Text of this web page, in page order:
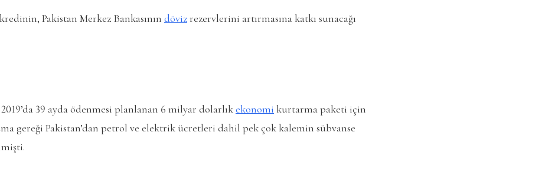
Pakistan Merkez Bankasının dövizrezervlerini artırmasına katkı sunacağı
39 ayda ödenmesi planlanan 6 milyar dolarlıkekonomi kurtarma paketi için
gereği Pakistan’dan petrol ve elektrik ücretleri dahil pek çok kalemin sübvanse